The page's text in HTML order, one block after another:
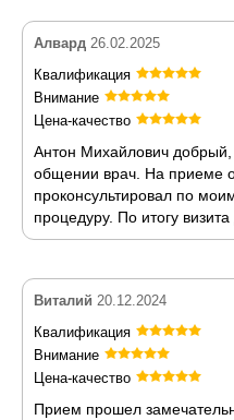
Алвард 26.02.2025
Квалификация
Внимание
Цена-качество
Антон Михайлович
общении врач. На приеме
проконсультировал по
процедуру. По итогу
Виталий 20.12.2024
Квалификация
Внимание
Цена-качество
Прием прошел